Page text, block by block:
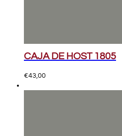
CAJA DE HOST 1805
€43,00